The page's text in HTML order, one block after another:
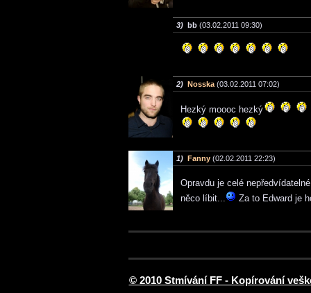
3) bb (03.02.2011 09:30)
2) Nosska (03.02.2011 07:02)
Hezký moooc hezký
1) Fanny (02.02.2011 22:23)
Opravdu je celé
něco líbit...
Za to Edward je
© 2010 Stmívání FF - Kopírování